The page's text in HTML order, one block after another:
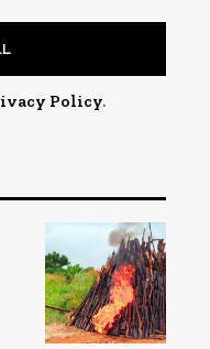
Policy.